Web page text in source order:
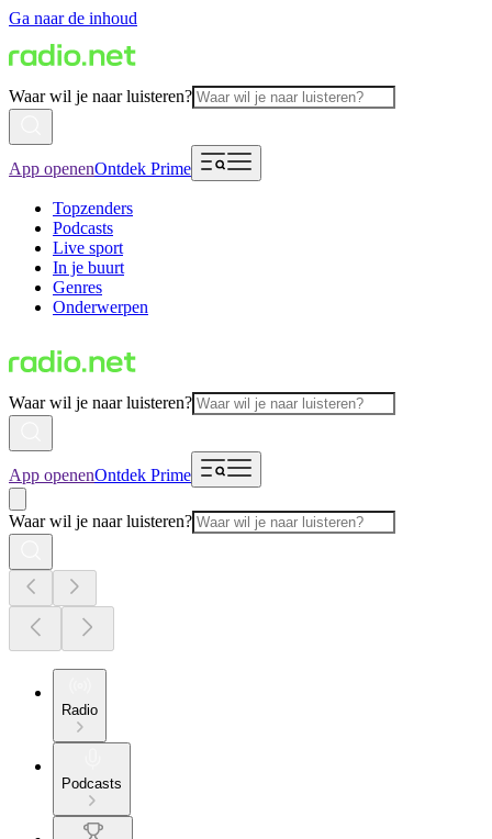
Ga naar de inhoud
Waar wil je naar luisteren?
App openenOntdek Prime
Topzenders
Podcasts
Live sport
In je buurt
Genres
Onderwerpen
Waar wil je naar luisteren?
App openenOntdek Prime
Waar wil je naar luisteren?
Radio
Podcasts